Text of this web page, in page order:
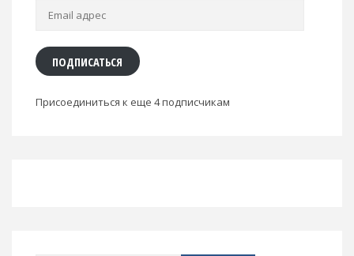
Email
ПОДПИСАТЬСЯ
Присоединиться к еще 4 подписчикам